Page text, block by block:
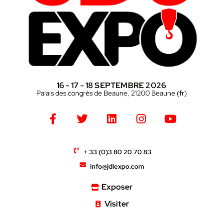
16 - 17 - 18 SEPTEMBRE 2026
Palais des congrès de Beaune, 21200 Beaune (fr)
+ 33 (0)3 80 20 70 83
info@jdlexpo.com
Exposer
Visiter